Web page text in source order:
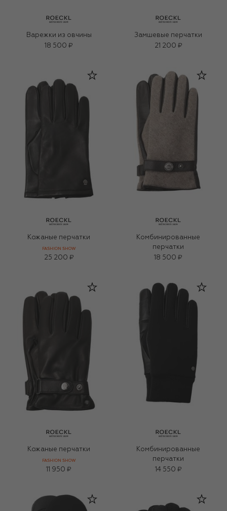
Варежки из овчины
18 500 ₽
Замшевые перчатки
21 200 ₽
Кожаные перчатки
FASHION SHOW
25 200 ₽
Комбинированные
перчатки
18 500 ₽
Кожаные перчатки
FASHION SHOW
11 950 ₽
Комбинированные
перчатки
14 550 ₽